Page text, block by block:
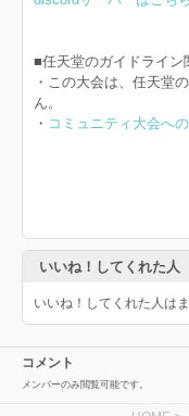
■任天堂のガイドライン
・この大会は、任天堂
ん。
・ コミュニティ大会へ
いいね！してくれた人
いいね！してくれた人は
コメント
メンバーのみ閲覧可能です。